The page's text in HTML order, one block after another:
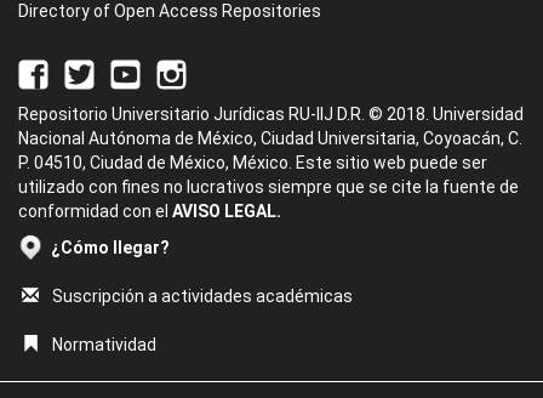
Directory of Open Access Repositories
Repositorio Universitario Jurídicas RU-IIJ D.R. © 2018. Universidad
Nacional Autónoma de México, Ciudad Universitaria, Coyoacán, C.
P. 04510, Ciudad de México, México. Este sitio web puede ser
utilizado con fines no lucrativos siempre que se cite la fuente de
conformidad con el AVISO LEGAL.
¿Cómo llegar?
Suscripción a actividades académicas
Normatividad